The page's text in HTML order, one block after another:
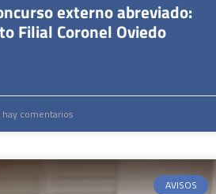
externo abreviado:
Filial Coronel Oviedo
hay comentarios
AVISOS